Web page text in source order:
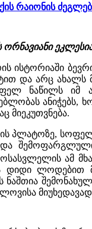
რაიონის
ეკლესია
ისტორიაში
და არც ახალს
ნაწილს იმ
ანიჭებს,
მიეკუთვნება.
პლატოზე, სოფელ
ამ
დიდი ლოდებით
ნაშთია